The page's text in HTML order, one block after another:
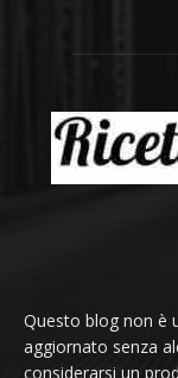
Questo blog non è
aggiornato senza
considerarsi un